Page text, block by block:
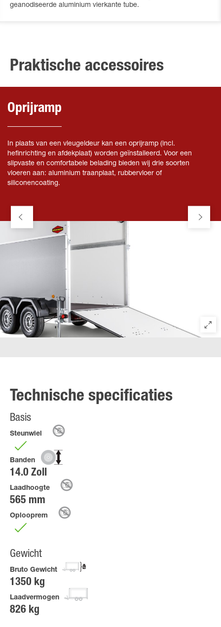
geanodiseerde aluminium vierkante tube.
Praktische accessoires
Oprijramp
In plaats van een vleugeldeur kan een oprijramp (incl.
hefinrichting en afdekplaat) worden geïnstalleerd. Voor een
slipvaste en comfortabele belading bieden wij drie soorten
vloeren aan: aluminium traanplaat, rubbervloer of
siliconencoating.
Technische specificaties
Basis
Steunwiel
Banden
14.0 Zoll
Laadhoogte
565 mm
Oplooprem
Gewicht
Bruto Gewicht
1350 kg
Laadvermogen
826 kg